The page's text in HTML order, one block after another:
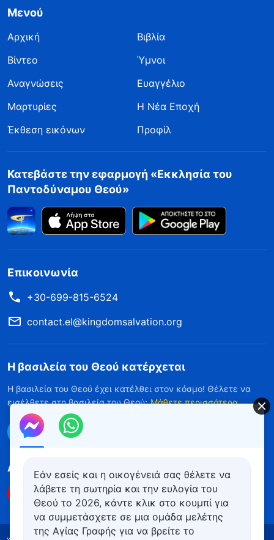
Μενού
Αρχική
Βιβλία
Βίντεο
Ύμνοι
Αναγνώσεις
Ευαγγέλιο
Μαρτυρίες
Η Νέα Εποχή
Έκθεση εικόνων
Προφίλ
Κατεβάστε την εφαρμογή «Εκκλησία του
Παντοδύναμου Θεού»
Επικοινωνία
+30-699-815-6524
contact.el@kingdomsalvation.org
Η βασιλεία του Θεού κατέρχεται
Η βασιλεία του Θεού έχει κατέλθει στον κόσμο! Θέλετε να
εισέλθετε στη βασιλεία του Θεού; Μάθετε περισσότερα
Επικοινωνήστε μαζί μας μέσω Messenger
Ακολουθήστε μας
Εάν εσείς και η οικογένειά σας θέλετε να
λάβετε τη σωτηρία και την ευλογία του
Θεού το 2026, κάντε κλικ στο κουμπί για
να συμμετάσχετε σε μια ομάδα μελέτης
της Αγίας Γραφής για να βρείτε το